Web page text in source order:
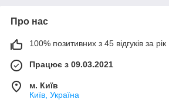
Про нас
100% позитивних з 45 відгуків за рік
Працює з 09.03.2021
м. Київ
Київ, Україна